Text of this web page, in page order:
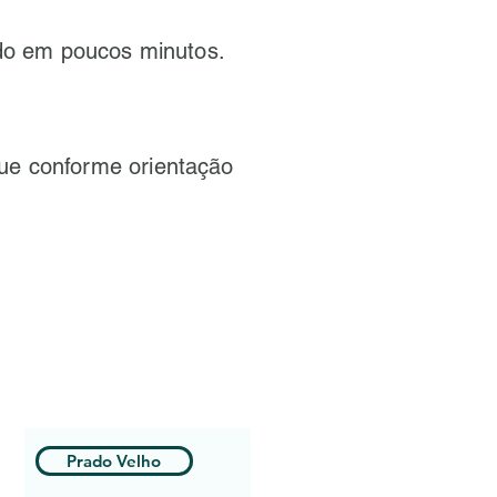
Prado Velho
em poucos minutos.
conforme orientação